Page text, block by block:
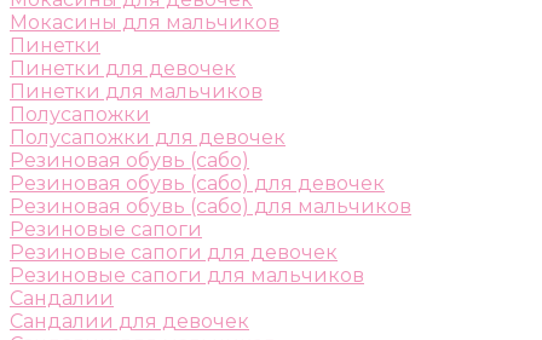
Мокасины для мальчиков
Пинетки
Пинетки для девочек
Пинетки для мальчиков
Полусапожки
Полусапожки для девочек
Резиновая обувь (сабо)
Резиновая обувь (сабо) для девочек
Резиновая обувь (сабо) для мальчиков
Резиновые сапоги
Резиновые сапоги для девочек
Резиновые сапоги для мальчиков
Сандалии
Сандалии для девочек